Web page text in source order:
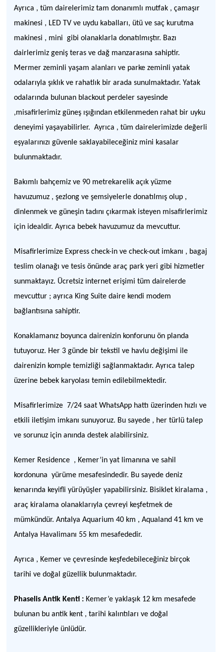
Ayrıca , tüm dairelerimiz tam donanımlı mutfak , çamaşır
makinesi , LED TV ve uydu kabalları, ütü ve saç kurutma
makinesi , mini gibi olanaklarla donatılmıştır. Bazı
dairlerimiz geniş teras ve dağ manzarasına sahiptir.
Mermer zeminli yaşam alanları ve parke zeminli yatak
odalarıyla şıklık ve rahatlık bir arada sunulmaktadır. Yatak
odalarında bulunan blackout perdeler sayesinde
,misafirlerimiz güneş ışığından etkilenmeden rahat bir uyku
deneyimi yaşayabilirler. Ayrıca , tüm dairelerimizde değerli
eşyalarınızı güvenle saklayabileceğiniz mini kasalar
bulunmaktadır.
Bakımlı bahçemiz ve 90 metrekarelik açık yüzme
havuzumuz , şezlong ve şemsiyelerle donatılmış olup ,
dinlenmek ve güneşin tadını çıkarmak isteyen misafirlerimiz
için idealdir. Ayrıca bebek havuzumuz da mevcuttur.
Misafirlerimize Express check-in ve check-out imkanı , bagaj
teslim olanağı ve tesis önünde araç park yeri gibi hizmetler
sunmaktayız. Ücretsiz internet erişimi tüm dairelerde
mevcuttur ; ayrıca King Suite daire kendi modem
bağlantısına sahiptir.
Konaklamanız boyunca dairenizin konforunu ön planda
tutuyoruz. Her 3 günde bir tekstil ve havlu değişimi ile
dairenizin komple temizliği sağlanmaktadır. Ayrıca talep
üzerine bebek karyolası temin edilebilmektedir.
Misafirlerimize 7/24 saat WhatsApp hattı üzerinden hızlı ve
etkili iletişim imkanı sunuyoruz. Bu sayede , her türlü talep
ve sorunuz için anında destek alabilirsiniz.
Kemer Residence , Kemer’in yat limanına ve sahil
kordonuna yürüme mesafesindedir. Bu sayede deniz
kenarında keyifli yürüyüşler yapabilirsiniz. Bisiklet kiralama ,
araç kiralama olanaklarıyla çevreyi keşfetmek de
mümkündür. Antalya Aquarium 40 km , Aqualand 41 km ve
Antalya Havalimanı 55 km mesafededir.
Ayrıca , Kemer ve çevresinde keşfedebileceğiniz birçok
tarihi ve doğal güzellik bulunmaktadır.
Phaselis Antik Kenti : Kemer’e yaklaşık 12 km mesafede
bulunan bu antik kent , tarihi kalıntıları ve doğal
güzellikleriyle ünlüdür.